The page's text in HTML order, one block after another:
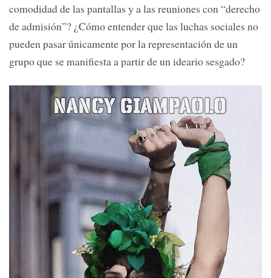
comodidad de las pantallas y a las reuniones con “derecho
de admisión”? ¿Cómo entender que las luchas sociales no
pueden pasar únicamente por la representación de un
grupo que se manifiesta a partir de un ideario sesgado?